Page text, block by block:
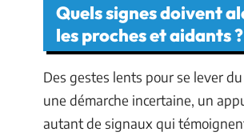
Quels signes doivent
les proches et aidants ?
Des gestes lents pour se lever
une démarche incertaine, un
autant de signaux qui